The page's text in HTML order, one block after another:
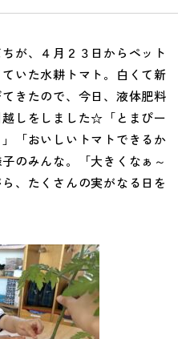
が、４月２３日からペット
いた水耕トマト。白くて新
きたので、今日、液体肥料
しをしました☆「とまぴー
「おいしいトマトできるか
のみんな。「大きくなぁ～
、たくさんの実がなる日を